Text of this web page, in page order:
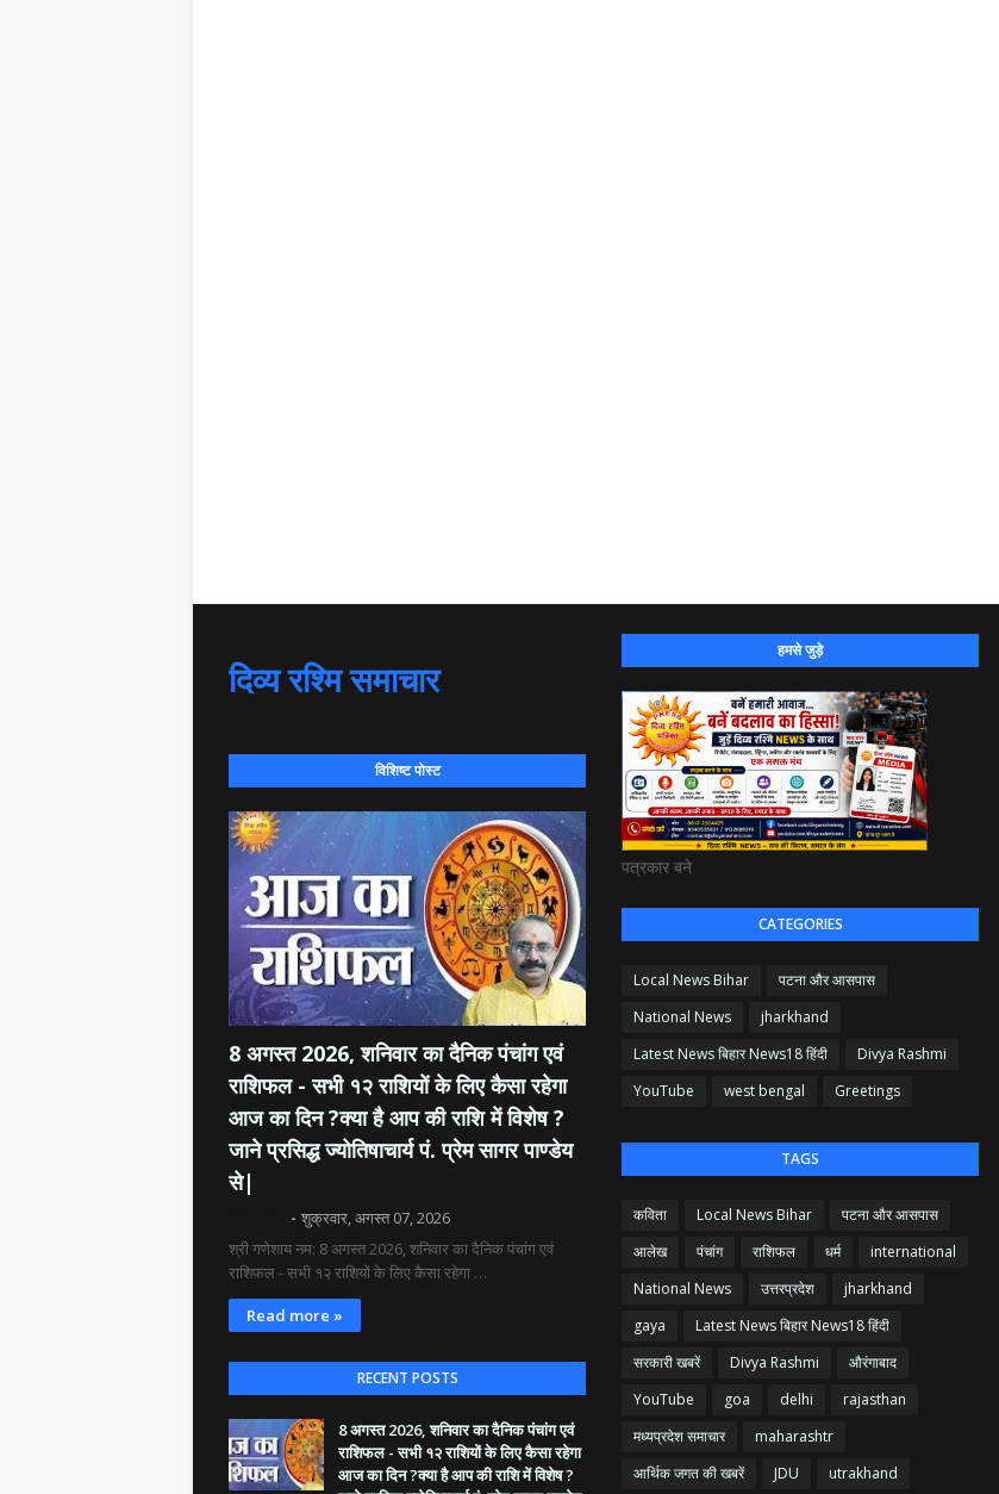
दिव्य रश्मि समाचार
विशिष्ट पोस्ट
8 अगस्त 2026, शनिवार का दैनिक पंचांग एवं
राशिफल - सभी १२ राशियों के लिए कैसा रहेगा
आज का दिन ?क्या है आप की राशि में विशेष ?
जाने प्रसिद्ध ज्योतिषाचार्य पं. प्रेम सागर पाण्डेय
से|
शुक्रवार, अगस्त 07, 2026
श्री गणेशाय नम: 8 अगस्त 2026, शनिवार का दैनिक पंचांग एवं
राशिफल - सभी १२ राशियों के लिए कैसा रहेगा …
Read more »
RECENT POSTS
8 अगस्त 2026, शनिवार का दैनिक पंचांग एवं
राशिफल - सभी १२ राशियों के लिए कैसा रहेगा
आज का दिन ?क्या है आप की राशि में विशेष ?
हमसे जुड़े
पत्रकार बने
CATEGORIES
Local News Bihar
पटना और आसपास
National News
jharkhand
Latest News बिहार News18 हिंदी
Divya Rashmi
YouTube
west bengal Greetings
TAGS
कविता Local News Bihar
पटना और आसपास
आलेख
पंचांग राशिफल धर्म
international
National News
उत्तरप्रदेश
jharkhand
gaya
Latest News बिहार News18 हिंदी
सरकारी खबरें
Divya Rashmi
औरंगाबाद
YouTube
goa delhi
rajasthan
मध्यप्रदेश समाचार
maharashtr
आर्थिक जगत की खबरें
JDU utrakhand